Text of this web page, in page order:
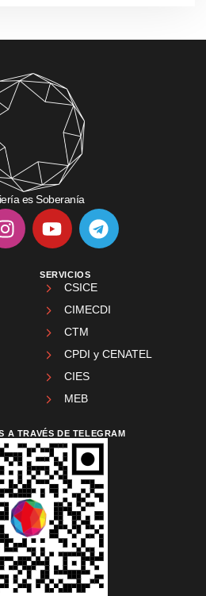
es Soberanía
SERVICIOS
CSICE
CIMECDI
CTM
CPDI y CENATEL
CIES
MEB
A TRAVÉS DE TELEGRAM